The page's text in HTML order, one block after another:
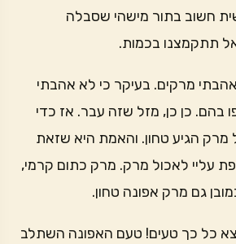
חשוב בתור מישהי שסבלה
תתקמצנו בכמות.
מרקים. בעיקר כי לא אהבתי
בהם. כן כן, מזל שזה עבר. אז כדי
מרק הגיע טחון. והאמת היא שזאת
עליי לאכול מרק. מרק כתום קרמי,
גם מרק אפונה טחון.
כל כך טעים! טעם האפונה השתלב